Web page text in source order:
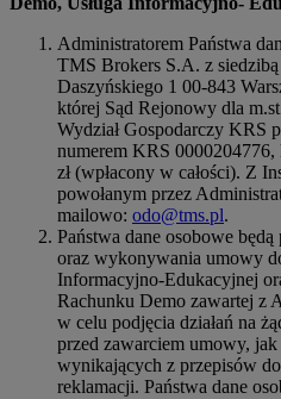
Administratorem Państwa
TMS Brokers S.A. z
Daszyńskiego 1 00-843
której Sąd Rejonowy dla
Wydział Gospodarczy KRS
numerem KRS 0000204776,
zł (wpłacony w całości). Z
powołanym przez
mailowo: odo@tms.pl.
Państwa dane osobowe
oraz wykonywania umowy
Informacyjno-Edukacyjnej
Rachunku Demo zawartej z
w celu podjęcia działań na
przed zawarciem umowy,
wynikających z przepisów
reklamacji. Państwa dane